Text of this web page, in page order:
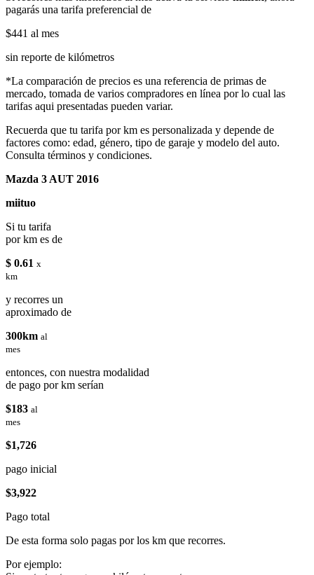
pagarás una tarifa preferencial de
$441 al mes
sin reporte de kilómetros
*La comparación de precios es una referencia de primas de
mercado, tomada de varios compradores en línea por lo cual las
tarifas aqui presentadas pueden variar.
Recuerda que tu tarifa por km es personalizada y depende de
factores como: edad, género, tipo de garaje y modelo del auto.
Consulta términos y condiciones.
Mazda 3 AUT 2016
miituo
Si tu tarifa
por km es de
$ 0.61 x
km
y recorres un
aproximado de
300km al
mes
entonces, con nuestra modalidad
de pago por km serían
$183 al
mes
$1,726
pago inicial
$3,922
Pago total
De esta forma solo pagas por los km que recorres.
Por ejemplo: